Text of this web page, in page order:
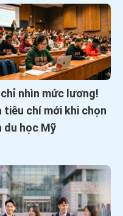
nhìn mức lương!
tiêu chí mới khi chọn
du học Mỹ